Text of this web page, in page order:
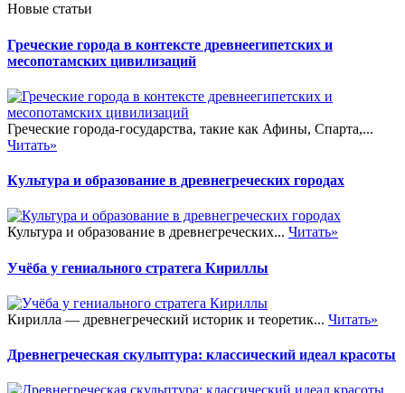
Новые статьи
Греческие города в контексте древнеегипетских и
месопотамских цивилизаций
Греческие города-государства, такие как Афины, Спарта,...
Читать»
Культура и образование в древнегреческих городах
Культура и образование в древнегреческих... Читать»
Учёба у гениального стратега Кириллы
Кирилла — древнегреческий историк и теоретик... Читать»
Древнегреческая скульптура: классический идеал красоты